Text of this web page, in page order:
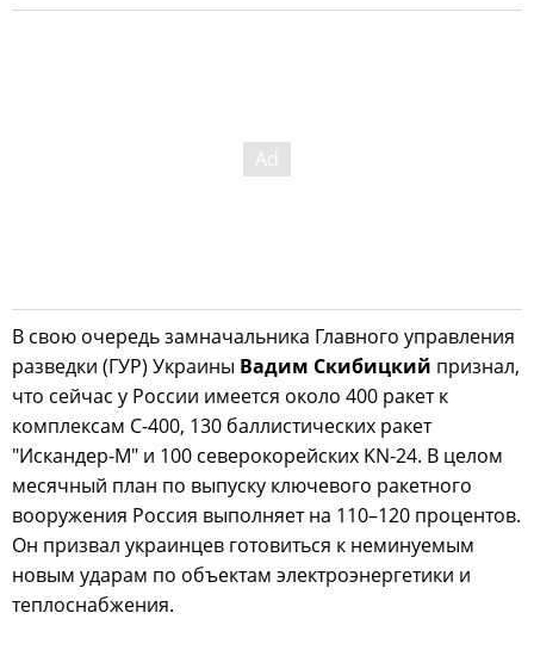
В свою очередь замначальника Главного управления
разведки (ГУР) Украины Вадим Скибицкий признал,
что сейчас у России имеется около 400 ракет к
комплексам С-400, 130 баллистических ракет
"Искандер-М" и 100 северокорейских KN-24. В целом
месячный план по выпуску ключевого ракетного
вооружения Россия выполняет на 110–120 процентов.
Он призвал украинцев готовиться к неминуемым
новым ударам по объектам электроэнергетики и
теплоснабжения.